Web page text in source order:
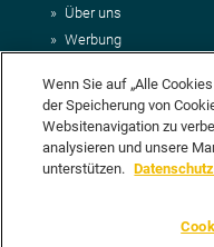
Über uns
Werbung
Impressum
AGB
Datenschutz
DEIN
vorschlagen? Klasse, dann
Wenn Sie auf „Alle
der Speicherung von
Websitenavigation zu
analysieren und unsere
unterstützen.